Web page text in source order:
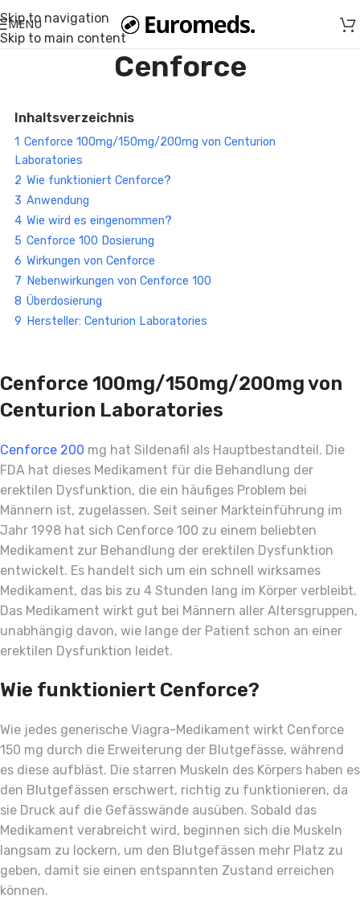
Skip to navigation
Skip to main content
MENU
Cenforce
Inhaltsverzeichnis
1 Cenforce 100mg/150mg/200mg von Centurion
Laboratories
2 Wie funktioniert Cenforce?
3 Anwendung
4 Wie wird es eingenommen?
5 Cenforce 100 Dosierung
6 Wirkungen von Cenforce
7 Nebenwirkungen von Cenforce 100
8 Überdosierung
9 Hersteller: Centurion Laboratories
Cenforce 100mg/150mg/200mg von
Centurion Laboratories
Cenforce 200 mg hat Sildenafil als Hauptbestandteil. Die
FDA hat dieses Medikament für die Behandlung der
erektilen Dysfunktion, die ein häufiges Problem bei
Männern ist, zugelassen. Seit seiner Markteinführung im
Jahr 1998 hat sich Cenforce 100 zu einem beliebten
Medikament zur Behandlung der erektilen Dysfunktion
entwickelt. Es handelt sich um ein schnell wirksames
Medikament, das bis zu 4 Stunden lang im Körper verbleibt.
Das Medikament wirkt gut bei Männern aller Altersgruppen,
unabhängig davon, wie lange der Patient schon an einer
erektilen Dysfunktion leidet.
Wie funktioniert Cenforce?
Wie jedes generische Viagra-Medikament wirkt Cenforce
150 mg durch die Erweiterung der Blutgefässe, während
es diese aufbläst. Die starren Muskeln des Körpers haben es
den Blutgefässen erschwert, richtig zu funktionieren, da
sie Druck auf die Gefässwände ausüben. Sobald das
Medikament verabreicht wird, beginnen sich die Muskeln
langsam zu lockern, um den Blutgefässen mehr Platz zu
geben, damit sie einen entspannten Zustand erreichen
können.